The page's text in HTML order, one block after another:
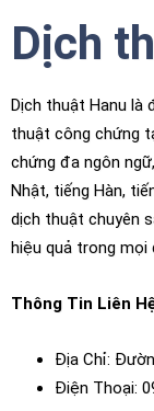
Dịch
Dịch thuật Hanu là
thuật công chứng
chứng đa ngôn
Nhật, tiếng Hàn,
dịch thuật chuyên
hiệu quả trong mọi
Thông Tin Liên
Địa Chỉ:
Điện Thoại: